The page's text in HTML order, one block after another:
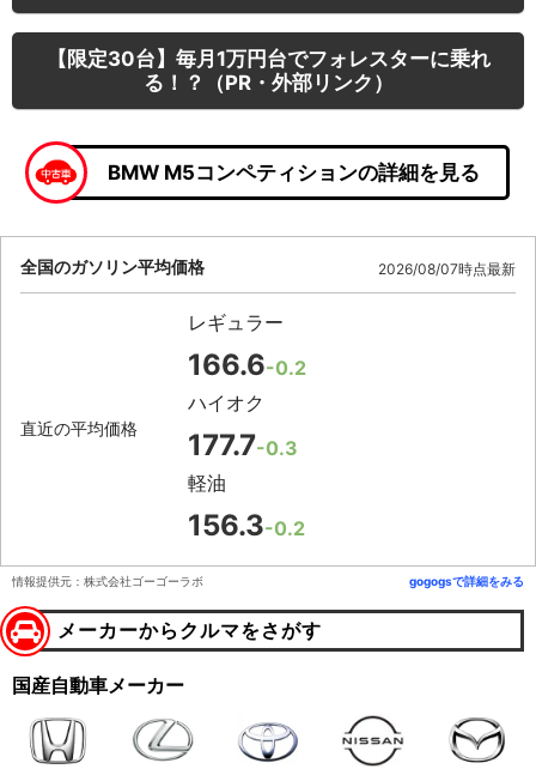
【限定30台】毎月1万円台でフォレスターに乗れ
る！？（PR・外部リンク）
BMW M5コンペティションの詳細を見る
全国のガソリン平均価格 2026/08/07時点最新
直近の平均価格
レギュラー
166.6-0.2
ハイオク
177.7-0.3
軽油
156.3-0.2
情報提供元：株式会社ゴーゴーラボ gogogsで詳細をみる
メーカーからクルマをさがす
国産自動車メーカー